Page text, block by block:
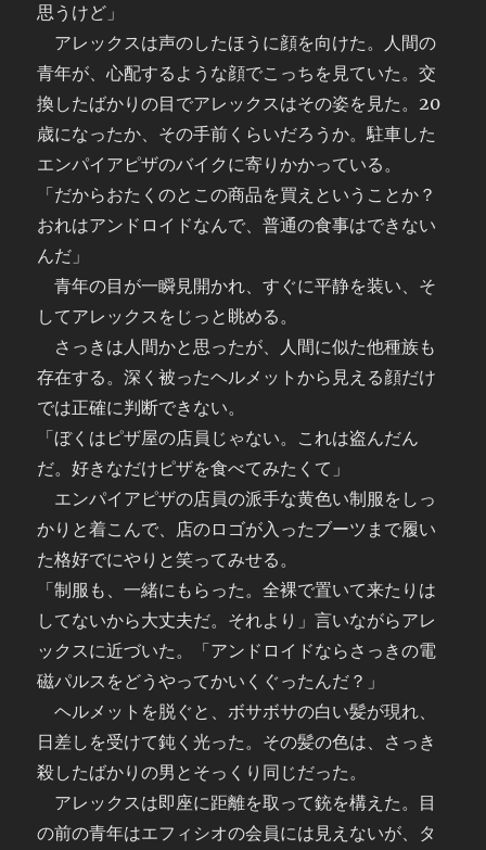
思うけど」
アレックスは声のしたほうに顔を向けた。人間の
青年が、心配するような顔でこっちを見ていた。交
換したばかりの目でアレックスはその姿を見た。20
歳になったか、その手前くらいだろうか。駐車した
エンパイアピザのバイクに寄りかかっている。
「だからおたくのとこの商品を買えということか？
おれはアンドロイドなんで、普通の食事はできない
んだ」
青年の目が一瞬見開かれ、すぐに平静を装い、そ
してアレックスをじっと眺める。
さっきは人間かと思ったが、人間に似た他種族も
存在する。深く被ったヘルメットから見える顔だけ
では正確に判断できない。
「ぼくはピザ屋の店員じゃない。これは盗んだん
だ。好きなだけピザを食べてみたくて」
エンパイアピザの店員の派手な黄色い制服をしっ
かりと着こんで、店のロゴが入ったブーツまで履い
た格好でにやりと笑ってみせる。
「制服も、一緒にもらった。全裸で置いて来たりは
してないから大丈夫だ。それより」言いながらアレ
ックスに近づいた。「アンドロイドならさっきの電
磁パルスをどうやってかいくぐったんだ？」
ヘルメットを脱ぐと、ボサボサの白い髪が現れ、
日差しを受けて鈍く光った。その髪の色は、さっき
殺したばかりの男とそっくり同じだった。
アレックスは即座に距離を取って銃を構えた。目
の前の青年はエフィシオの会員には見えないが、タ